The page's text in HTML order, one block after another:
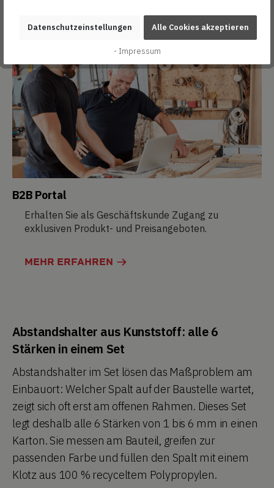
B2B Portal
Erhalten Sie als Geschäftskunde Zugang zu
exklusiven Produkt- und Preisangeboten.
MEHR ERFAHREN
Abstandshalter aus Kunststoff: alle 6
Stärken in einem Set
Abstandshalter im Set lösen das Maßproblem am
Einbauort: Welcher Spalt auf der Baustelle wartet,
zeigt sich oft erst am offenen Rahmen. Dieses Set
legt deshalb alle 6 Stärken von 1 bis 6 mm in einen
Karton. Sie messen am Bauteil, greifen zur
passenden Farbe und füllen den Spalt mit einem
Klotz aus 100 % recyceltem Polypropylen.
Datenschutzeinstellungen Alle Cookies akzeptieren
- Impressum